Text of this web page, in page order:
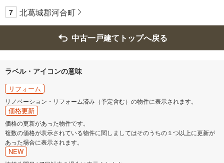
7 北葛城郡河合町
中古一戸建てトップへ戻る
ラベル・アイコンの意味
リフォーム
リノベーション・リフォーム済み（予定含む）の物件に表示されます。
価格更新
価格の更新があった物件です。
複数の価格が表示されている物件に関しましてはそのうちの１つ以上に更新が
あった場合に表示されます。
NEW